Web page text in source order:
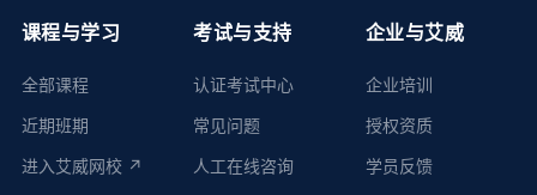
课程与学习
全部课程
近期班期
进入艾威网校 ↗
考试与支持
认证考试中心
常见问题
人工在线咨询
企业与艾威
企业培训
授权资质
学员反馈